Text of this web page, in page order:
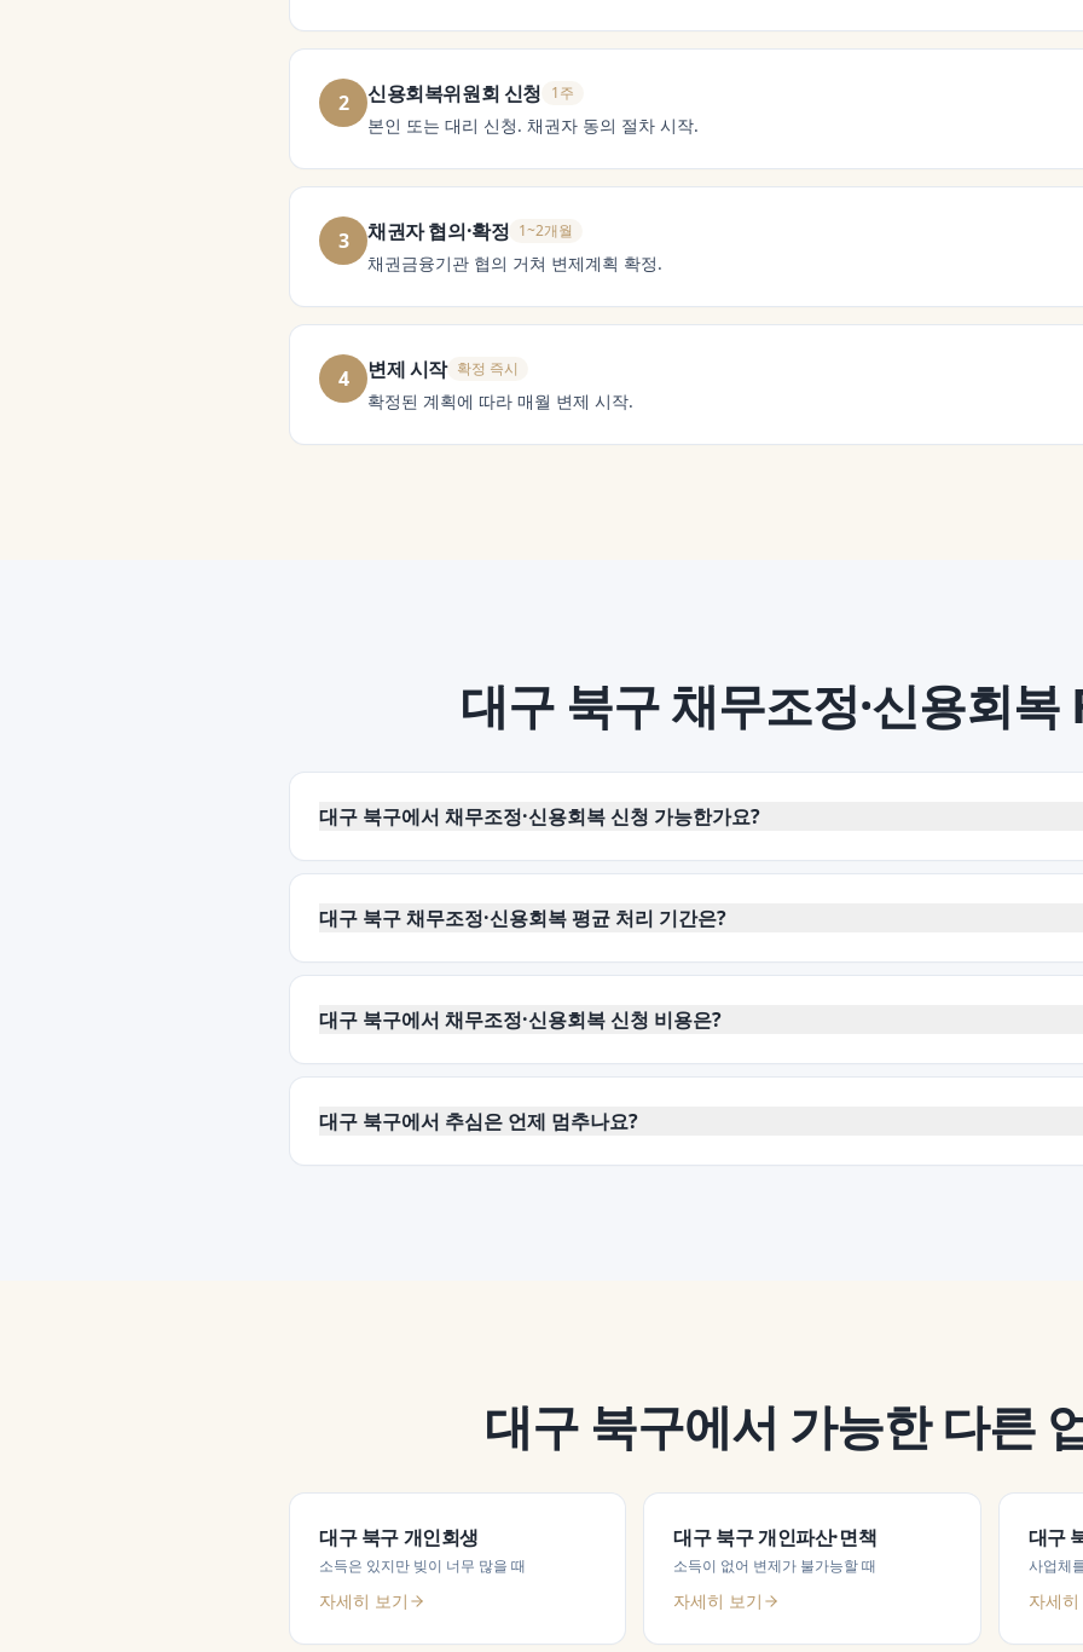
2 신용회복위원회 신청 1주
본인 또는 대리 신청. 채권자 동의 절차 시작.
3 채권자 협의·확정 1~2개월
채권금융기관 협의 거쳐 변제계획 확정.
4 변제 시작 확정 즉시
확정된 계획에 따라 매월 변제 시작.
대구 북구채무조정·신용회복
대구 북구에서 채무조정·신용회복 신청 가능한가요?
대구 북구 채무조정·신용회복 평균 처리 기간은?
대구 북구에서 채무조정·신용회복 신청 비용은?
대구 북구에서 추심은 언제 멈추나요?
대구 북구에서 가능한 다른
대구 북구개인회생
소득은 있지만 빚이 너무 많을 때
자세히 보기
대구 북구개인파산·면책
소득이 없어 변제가 불가능할 때
자세히 보기
대구
사업체
자세